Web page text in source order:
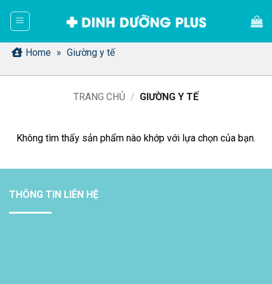
dung Home » Giường y tế
TRANG CHỦ / GIƯỜNG Y TẾ
Không tìm thấy sản phẩm nào khớp với lựa chọn của bạn.
THÔNG TIN LIÊN HỆ